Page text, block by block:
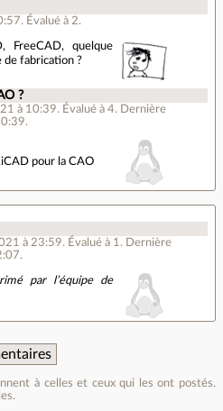
. Évalué à 2.
FreeCAD, quelque
de fabrication ?
?
à 10:39. Évalué à4. Dernière
pour la CAO
à 23:59. Évalué à 1 . Dernière
par l’équipe de
à celles et ceux qui les ont postés.